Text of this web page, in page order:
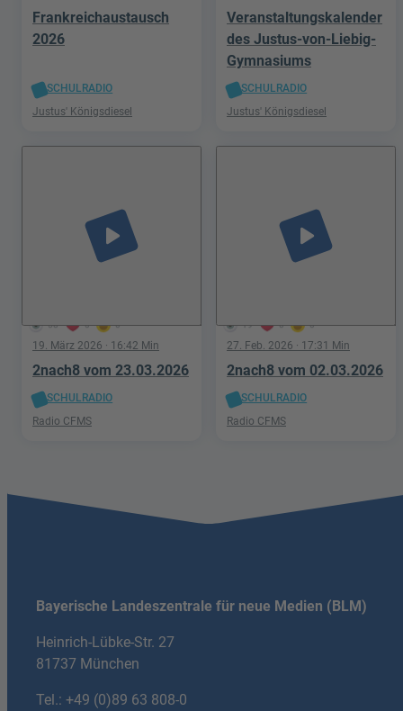
Frankreichaustausch
2026
SCHULRADIO
Justus' Königsdiesel
Veranstaltungskalender
des Justus-von-Liebig-
Gymnasiums
SCHULRADIO
Justus' Königsdiesel
58 0 0
play_arrow
19. März 2026 · 16:42 Min
2nach8 vom 23.03.2026
SCHULRADIO
Radio CFMS
19 0 0
play_arrow
27. Feb. 2026 · 17:31 Min
2nach8 vom 02.03.2026
SCHULRADIO
Radio CFMS
Bayerische Landeszentrale für neue Medien (BLM)
Heinrich-Lübke-Str. 27
81737 München
Tel.: +49 (0)89 63 808-0